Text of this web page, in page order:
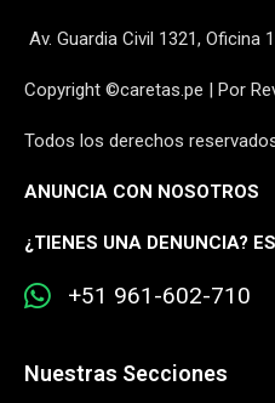
Av. Guardia Civil 1321, Oficina
Copyright ©caretas.pe | Por
Todos los derechos
ANUNCIA CON NOSOTROS
¿TIENES UNA DENUNCIA?
+51 961-602-710
Nuestras Secciones